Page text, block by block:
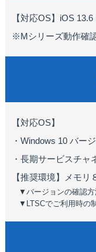
【対応OS】iOS 13.6
※Mシリーズ動作確
【対応OS】
・Windows 10 バー
・長期サービスチャ
【推奨環境】メモリ
▼バージョンの確認方
▼LTSCでご利用時の